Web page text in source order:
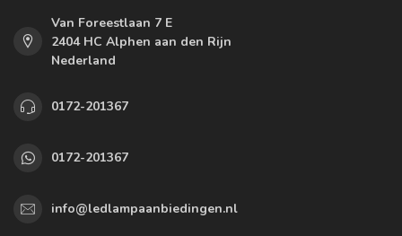
Van Foreestlaan 7 E
2404 HC Alphen aan den Rijn
Nederland
0172-201367
0172-201367
info@ledlampaanbiedingen.nl